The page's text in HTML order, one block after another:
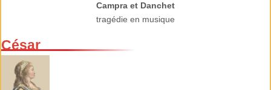
Campra et Danchet
tragédie en musique
César